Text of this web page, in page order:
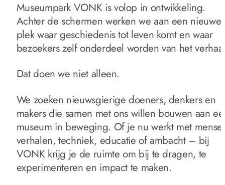
Museumpark VONK is volop in ontwikkeling.
Achter de schermen werken we aan een nieuwe
plek waar geschiedenis tot leven komt en waar
bezoekers zelf onderdeel worden van het
Dat doen we niet alleen.
We zoeken nieuwsgierige doeners, denkers en
makers die samen met ons willen bouwen aan
museum in beweging. Of je nu werkt met
verhalen, techniek, educatie of ambacht – bij
VONK krijg je de ruimte om bij te dragen, te
experimenteren en impact te maken.